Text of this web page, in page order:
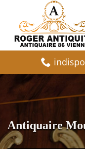
Antiquaire